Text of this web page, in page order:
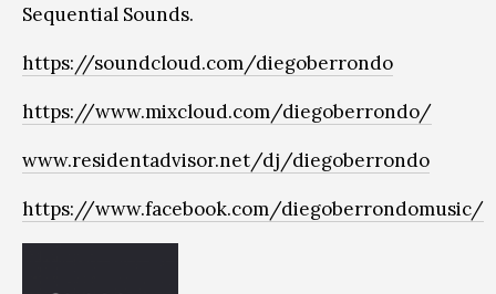
Sequential Sounds.
https://soundcloud.com/diegoberrondo
https://www.mixcloud.com/diegoberrondo/
www.residentadvisor.net/dj/diegoberrondo
https://www.facebook.com/diegoberrondomusic/